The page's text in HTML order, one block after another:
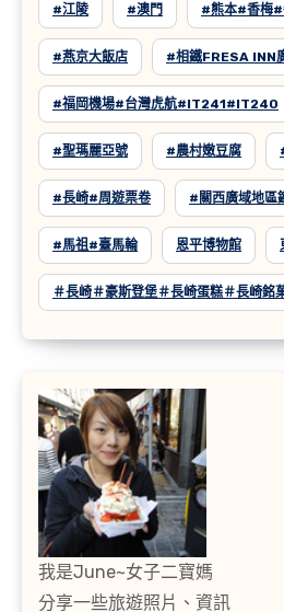
#江陵 #澳門 #熊本#香梅#
#燕京大飯店 #相鐵FRESA INN
#福岡機場#台灣虎航#IT241#IT240
#聖瑪麗亞號 #農村嫩豆腐
#長崎#周遊票卷 #關西廣域地區
#馬祖#臺馬輪 恩平博物館
＃長崎＃豪斯登堡＃長崎蛋糕＃長崎銘
我是June~女子二寶媽
分享一些旅遊照片、資訊